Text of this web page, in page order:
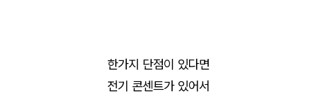
한가지 단점이 있다면
전기 콘센트가 있어서